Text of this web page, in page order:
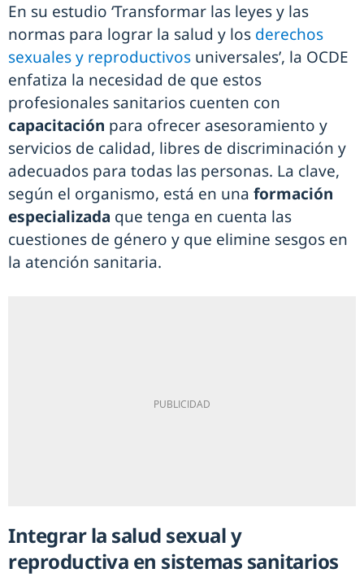
En su estudio ‘Transformar las leyes y las
normas para lograr la salud y los derechos
sexuales y reproductivos universales’, la OCDE
enfatiza la necesidad de que estos
profesionales sanitarios cuenten con
capacitación para ofrecer asesoramiento y
servicios de calidad, libres de discriminación y
adecuados para todas las personas. La clave,
según el organismo, está en una formación
especializada que tenga en cuenta las
cuestiones de género y que elimine sesgos en
la atención sanitaria.
Integrar la salud sexual y
reproductiva en sistemas sanitarios